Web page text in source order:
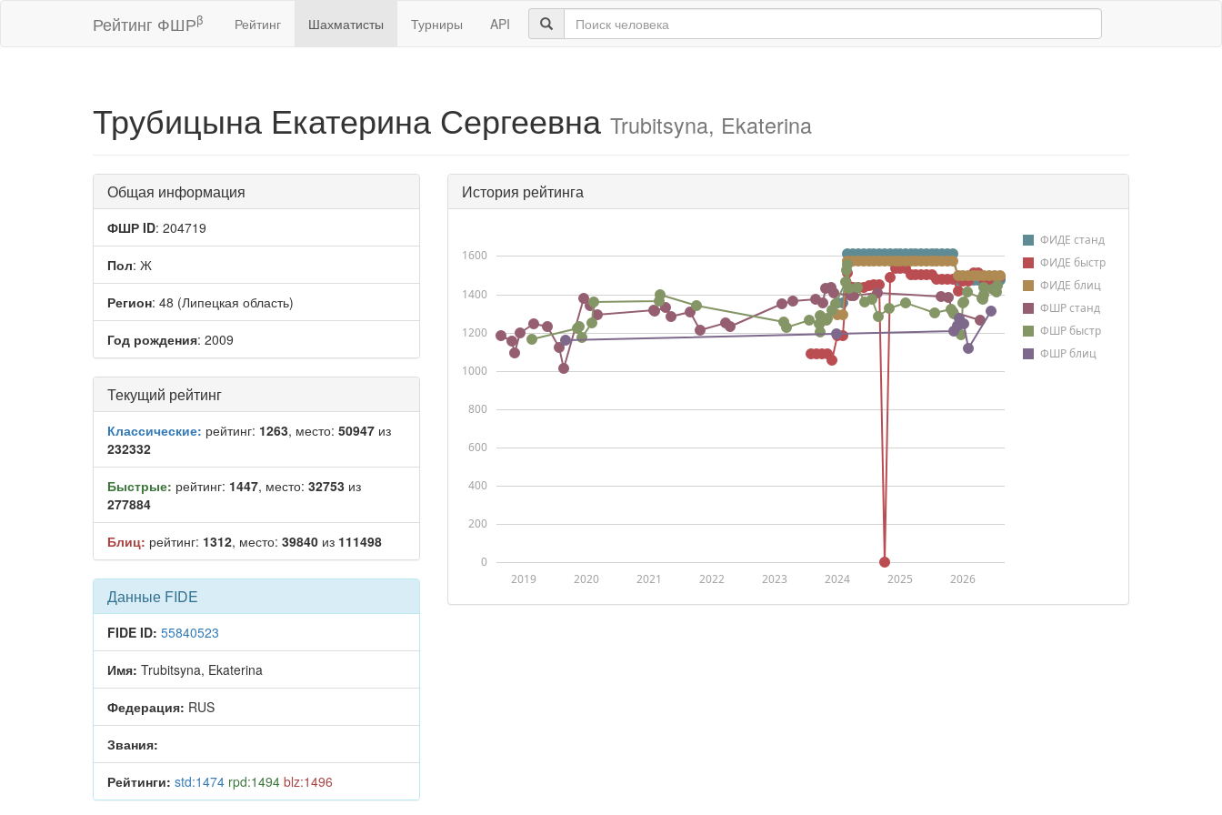
Рейтинг ФШРβ Рейтинг Шахматисты Турниры API
Трубицына Екатерина Сергеевна Trubitsyna, Ekaterina
Общая информация
ФШР ID: 204719
Пол: Ж
Регион: 48 (Липецкая область)
Год рождения: 2009
Текущий рейтинг
Классические: рейтинг: 1263, место: 50947 из
232332
Быстрые: рейтинг: 1447, место: 32753 из
277884
Блиц: рейтинг: 1312, место: 39840 из 111498
Данные FIDE
FIDE ID: 55840523
Имя: Trubitsyna, Ekaterina
Федерация: RUS
Звания:
Рейтинги: std:1474 rpd:1494 blz:1496
История рейтинга
ФИДЕ станд
ФИДЕ быстр
ФИДЕ блиц
ФШР станд
ФШР быстр
ФШР блиц
2019 2020 2021 2022 2023 2024 2025 2026
0
200
400
600
800
1000
1200
1400
1600